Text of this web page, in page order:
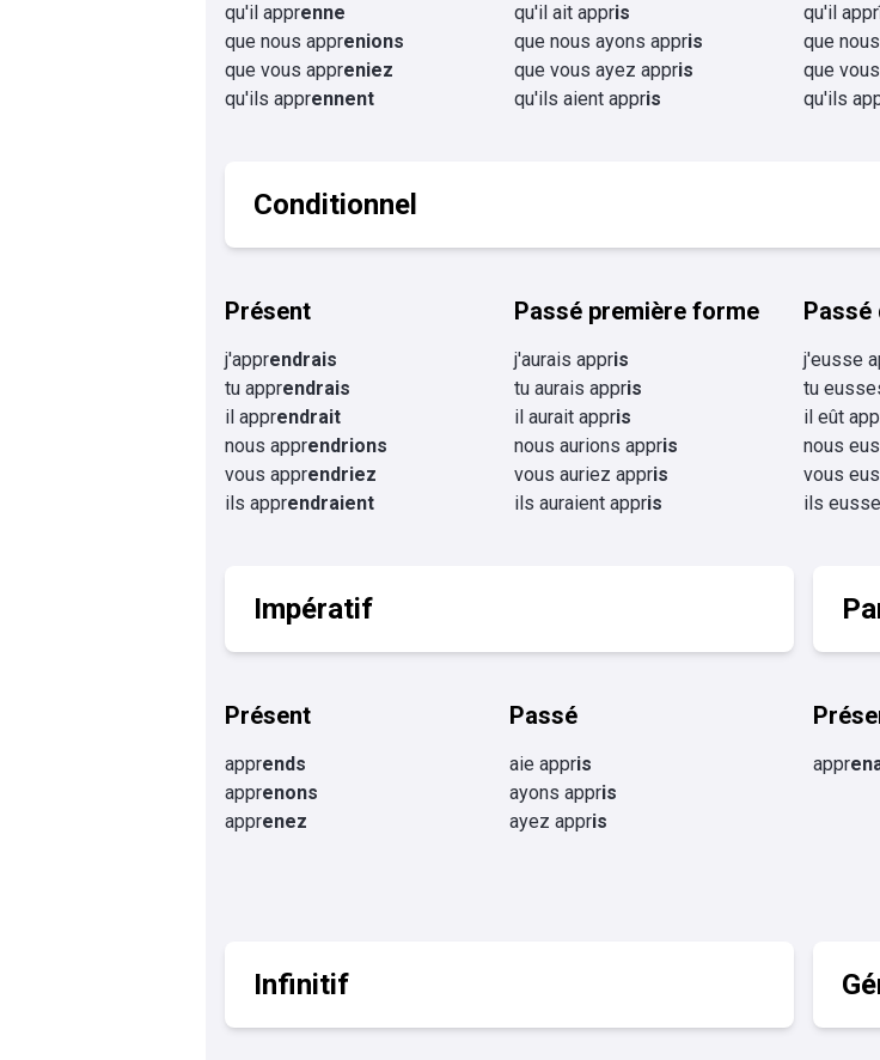
qu'il apprenne
que nous apprenions
que vous appreniez
qu'ils apprennent
qu'il ait appris
que nous ayons appris
que vous ayez appris
qu'ils aient appris
qu'il appr
que
que
qu'ils
Conditionnel
Présent
j'apprendrais
tu apprendrais
il apprendrait
nous apprendrions
vous apprendriez
ils apprendraient
Passé première forme
j'aurais appris
tu aurais appris
il aurait appris
nous aurions appris
vous auriez appris
ils auraient appris
Passé
j'eusse
tu
il eût
nous
vous
ils
Impératif
Présent
apprends
apprenons
apprenez
Passé
aie appris
ayons appris
ayez appris
appr
Infinitif